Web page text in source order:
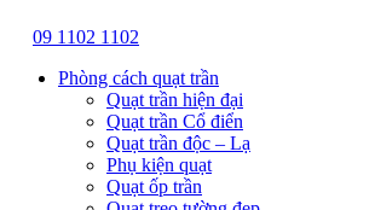
09 1102 1102
Phòng cách quạt trần
Quạt trần hiện đại
Quạt trần Cổ điển
Quạt trần độc – Lạ
Phụ kiện quạt
Quạt ốp trần